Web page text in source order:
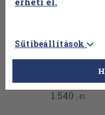
Vissza az előző
1.540 ,-Ft
Sütibeállítások